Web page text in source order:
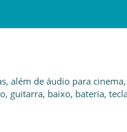
além de áudio para
guitarra, baixo, bateria,